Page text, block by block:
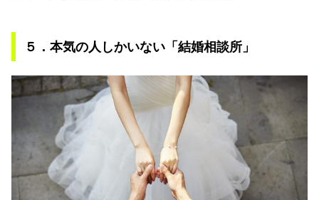
５．本気の人しかいない「結婚相談所」